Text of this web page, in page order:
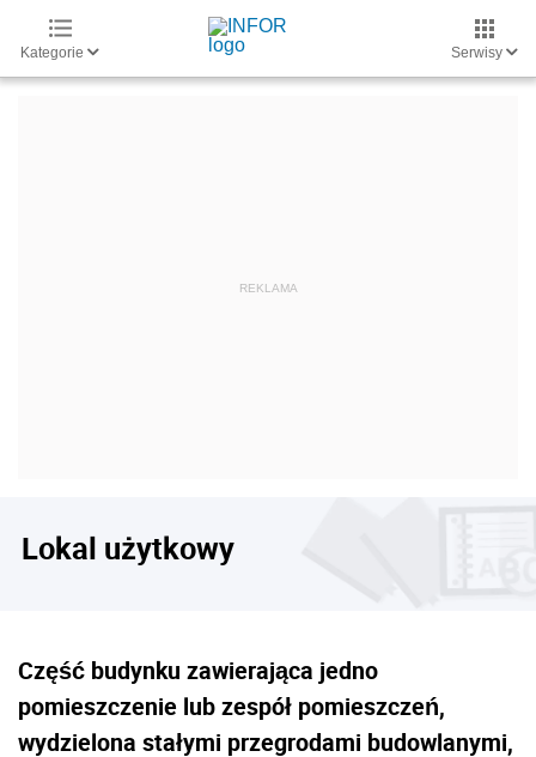
Kategorie Serwisy
Lokal użytkowy
Część budynku zawierająca jedno
pomieszczenie lub zespół pomieszczeń,
wydzielona stałymi przegrodami budowlanymi,